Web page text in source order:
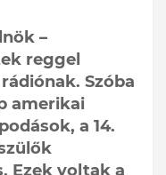
–
reggel
Szóba
amerikai
a 14.
Ezek voltak a